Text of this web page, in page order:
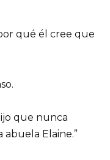
qué él cree que
que nunca
abuela Elaine.”